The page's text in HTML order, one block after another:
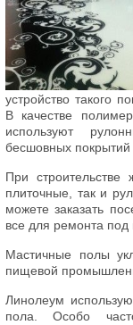
устройство такого
В качестве
используют
бесшовных покрытий
При
плиточные, так и
можете заказать
все для ремонта под
Мастичные полы
пищевой
Линолеум
пола. Особо